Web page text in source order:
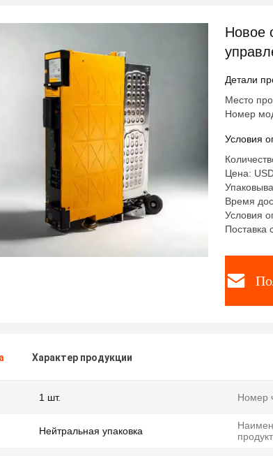
Новое
Детали
Место
Номер
Условия
Цена:
Время
Условия
Поставка
Характер продукции
1 шт. Номер
Нейтральная упаковка